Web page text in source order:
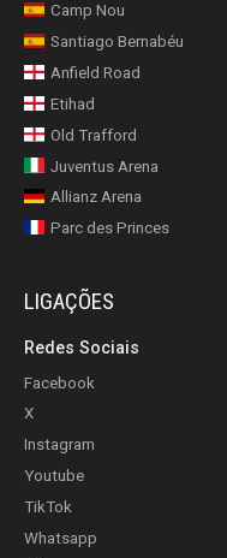
Camp Nou
Santiago Bernabéu
Anfield Road
Etihad
Old Trafford
Juventus Arena
Allianz Arena
Parc des Princes
LIGAÇÕES
Redes Sociais
Facebook
X
Instagram
Youtube
TikTok
Whatsapp